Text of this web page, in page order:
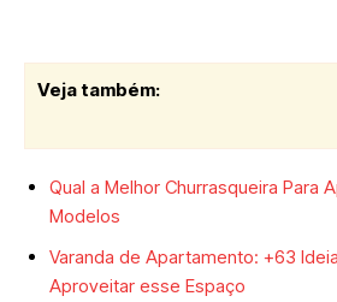
Veja também:
Qual a Melhor Churrasqueira Para
Modelos
Varanda de Apartamento: +63
Aproveitar esse Espaço